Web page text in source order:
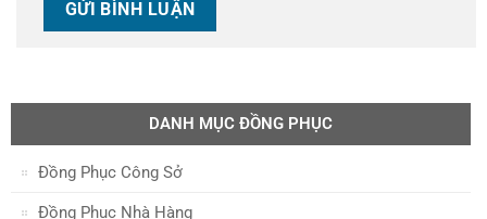
DANH MỤC ĐỒNG PHỤC
Đồng Phục Công Sở
Đồng Phục Nhà Hàng